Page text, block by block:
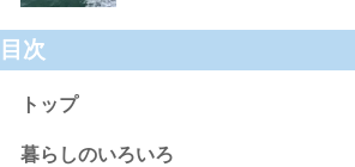
目次
トップ
暮らしのいろいろ